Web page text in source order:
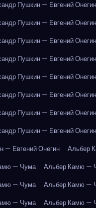
Пушкин — Евгений Онегин
Пушкин — Евгений Онегин
Пушкин — Евгений Онегин
Пушкин — Евгений Онегин
Пушкин — Евгений Онегин
Пушкин — Евгений Онегин
Пушкин — Евгений Онегин
Пушкин — Евгений Онегин
— Евгений Онегин
Альбер
— Чума
Альбер Камю —
— Чума
Альбер Камю —
— Чума
Альбер Камю —